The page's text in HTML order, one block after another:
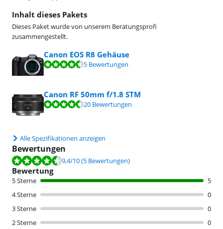
Inhalt dieses Pakets
Dieses Paket wurde von unserem Beratungsprofi
zusammengestellt.
Canon EOS R8 Gehäuse
Bewertet mit 9,4 von 10, basierend auf 5 Bewertungen.
5 Bewertungen
Canon RF 50mm f/1.8 STM
Bewertet mit 9,1 von 10, basierend auf 20 Bewertungen.
20 Bewertungen
Alle Spezifikationen anzeigen
Bewertungen
Bewertet mit 9,4 von 10, basierend auf 5 Bewertungen.
9,4/10(5 Bewertungen)
Bewertung
5 Sterne
5
4 Sterne
0
3 Sterne
0
2 Sterne
0